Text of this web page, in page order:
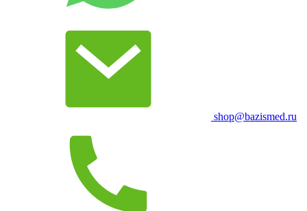
shop@bazismed.ru